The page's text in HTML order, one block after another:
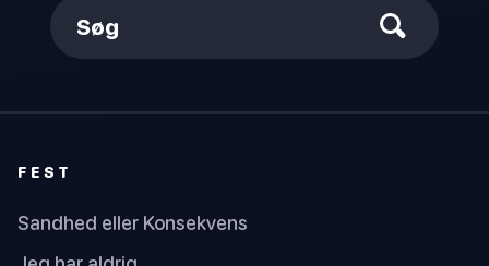
Søg
FEST
Sandhed eller Konsekvens